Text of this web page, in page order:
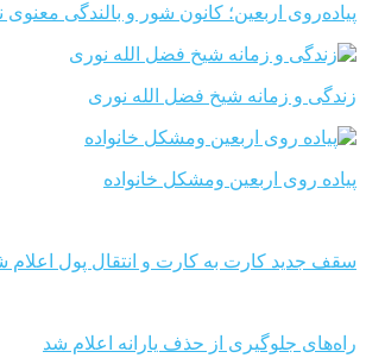
پیاده‌روی اربعین؛ کانون شور و بالندگی معنوی
زندگی و زمانه شیخ فضل الله نوری
پیاده روی اربعین ومشکل خانواده
سقف جدید کارت به کارت و انتقال پول اعلام
راه‌های جلوگیری از حذف یارانه اعلام شد